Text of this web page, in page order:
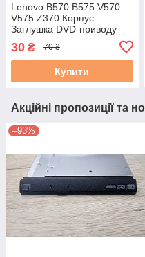
Lenovo B570 B575 V570
V575 Z370 Корпус
Заглушка DVD-приводу
30 ₴ 70 ₴
Купити
Акційні пропозиції та
–93%